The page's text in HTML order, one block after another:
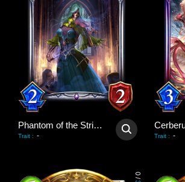
Phantom of the Strings
Trait : - Trait : -
0
/